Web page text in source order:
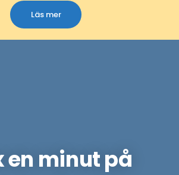
Läs mer
en minut på